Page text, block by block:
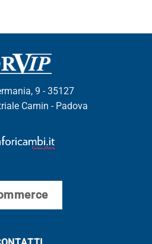
9 - 35127
Camin - Padova